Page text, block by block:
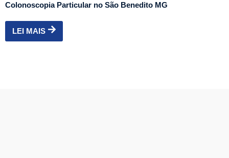
Colonoscopia Particular no São Benedito MG
LEI MAIS